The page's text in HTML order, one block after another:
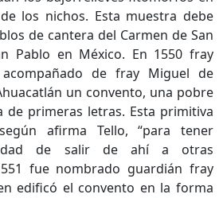
los nichos. Esta muestra debe
de cantera del Carmen de San
Pablo en México. En 1550 fray
acompañado de fray Miguel de
un convento, una pobre
de primeras letras. Esta primitiva
afirma Tello, “para tener
de salir de ahí a otras
fue nombrado guardián fray
edificó el convento en la forma